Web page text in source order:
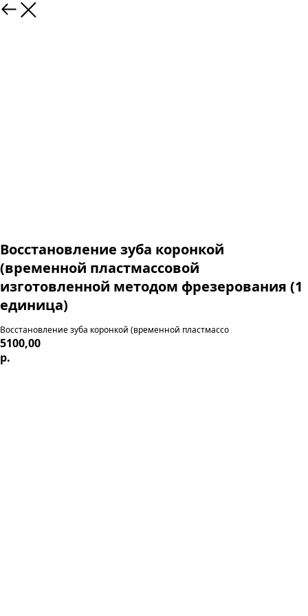
Восстановление зуба коронкой
(временной пластмассовой
изготовленной методом фрезерования (1
единица)
Восстановление зуба коронкой (временной пластмассо
5100,00
р.